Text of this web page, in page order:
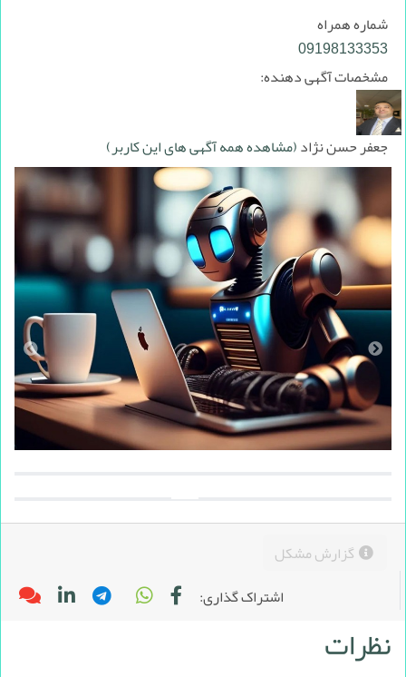
شماره همراه
09198133353
مشخصات آگهی دهنده:
جعفر حسن نژاد(مشاهده همه آگهی های این کاربر)
گزارش مشکل
اشتراک گذاری:
نظرات